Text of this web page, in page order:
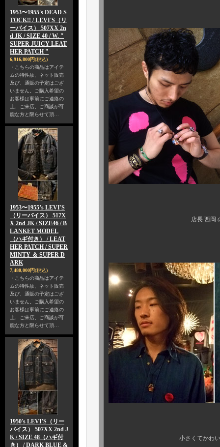
1953〜1955's DEAD S
TOCK!! / LEVI'S（リ
ーバイス） 507XX 2n
d JK / SIZE 40 / W. "
SUPER JUICY LEAT
HER PATCH "
6,916,800円(税込)
・こちらの商品はアイテ
ムの特性故、ネット販売
及び、通販の予定はござ
いません。ご購入希望の
お客様は事前にご連絡の
上、ご来店、ご商談が可
能な方と限らせて頂…
1953〜1955’s LEVI'S
（リーバイス） 517X
X 2nd JK / SIZE46 / B
LANKET MODEL
（ハギ付き） / LEAT
HER PATCH / SUPER
MINTY ＆ SUPER D
ARK
7,480,000円(税込)
・こちらの商品はアイテ
ムの特性故、ネット販売
及び、通販の予定はござ
いません。ご購入希望の
お客様は事前にご連絡の
上、ご来店、ご商談が可
能な方と限らせて頂…
1950's LEVI'S（リー
バイス） 507XX 2nd J
K / SIZE 48（ハギ付
き） / DARK BLUE &
店長 西岡
小さくてかわいい、お守